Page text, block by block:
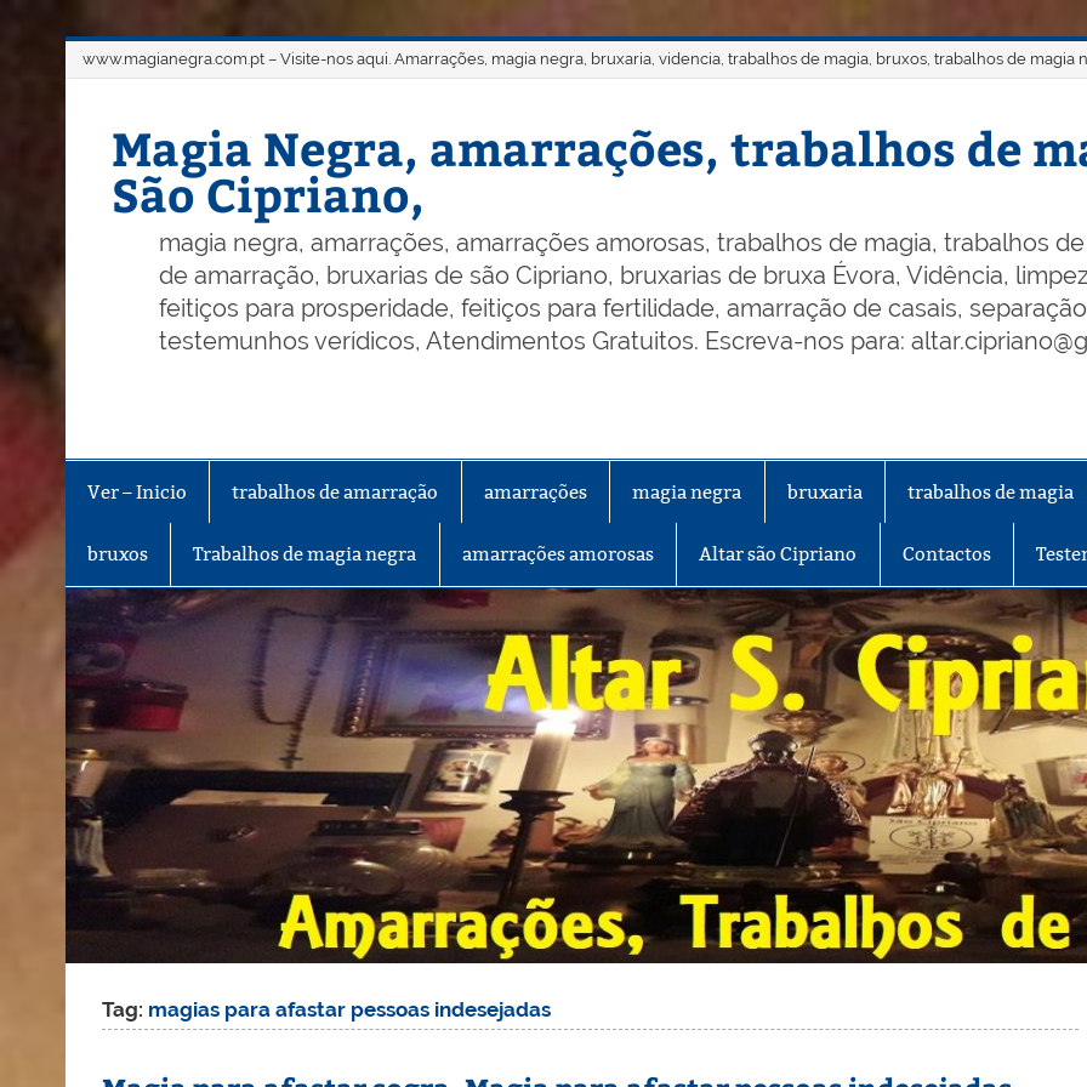
www.magianegra.com.pt – Visite-nos aqui. Amarrações, magia negra, bruxaria, videncia, trabalhos de magia, bruxos, trabalhos de magia
Magia Negra, amarrações, trabalhos de
São Cipriano,
magia negra, amarrações, amarrações amorosas, trabalhos de magia, trabalhos
de amarração, bruxarias de são Cipriano, bruxarias de bruxa Évora, Vidência,
feitiços para prosperidade, feitiços para fertilidade, amarração de casais,
testemunhos verídicos, Atendimentos Gratuitos. Escreva-nos para:
Ver – Inicio trabalhos de amarração amarrações magia negra bruxaria trabalhos de magia
bruxos Trabalhos de magia negra amarrações amorosas Altar são Cipriano Contactos
Tag: magias para afastar pessoas indesejadas